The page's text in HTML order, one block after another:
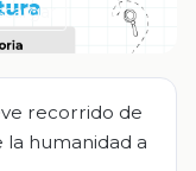
recorrido de
humanidad a